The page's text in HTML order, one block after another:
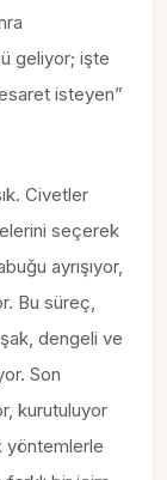
geliyor; işte
isteyen”
Civetler
seçerek
ayrışıyor,
Bu süreç,
dengeli ve
Son
kurutuluyor
yöntemlerle